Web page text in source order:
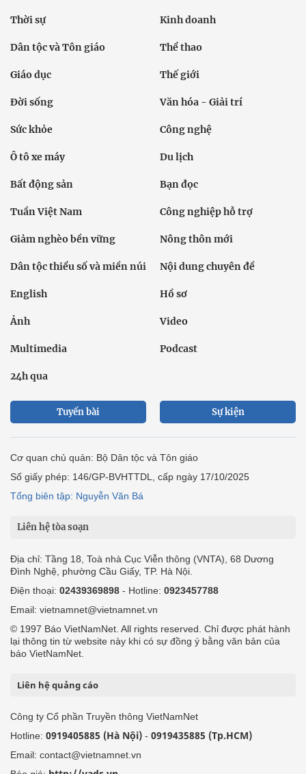
Thời sự Kinh doanh
Dân tộc và Tôn giáo Thể thao
Giáo dục Thế giới
Đời sống Văn hóa - Giải trí
Sức khỏe Công nghệ
Ô tô xe máy Du lịch
Bất động sản Bạn đọc
Tuần Việt Nam Công nghiệp hỗ trợ
Giảm nghèo bền vững Nông thôn mới
Dân tộc thiểu số và miền núi Nội dung chuyên đề
English Hồ sơ
Ảnh Video
Multimedia Podcast
24h qua
Tuyến bài Sự kiện
Cơ quan chủ quản: Bộ Dân tộc và Tôn giáo
Số giấy phép: 146/GP-BVHTTDL, cấp ngày 17/10/2025
Tổng biên tập: Nguyễn Văn Bá
Liên hệ tòa soạn
Địa chỉ: Tầng 18, Toà nhà Cục Viễn thông (VNTA), 68 Dương
Đình Nghệ, phường Cầu Giấy, TP. Hà Nội.
Điện thoại: 02439369898 - Hotline: 0923457788
Email: vietnamnet@vietnamnet.vn
© 1997 Báo VietNamNet. All rights reserved. Chỉ được phát hành
lại thông tin từ website này khi có sự đồng ý bằng văn bản của
báo VietNamNet.
Liên hệ quảng cáo
Công ty Cổ phần Truyền thông VietNamNet
Hotline: 0919405885 (Hà Nội) - 0919435885 (Tp.HCM)
Email: contact@vietnamnet.vn